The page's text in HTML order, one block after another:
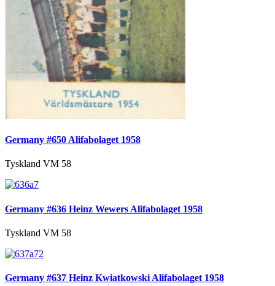
Germany #650 Alifabolaget 1958
Tyskland VM 58
Germany #636 Heinz Wewers Alifabolaget 1958
Tyskland VM 58
Germany #637 Heinz Kwiatkowski Alifabolaget 1958